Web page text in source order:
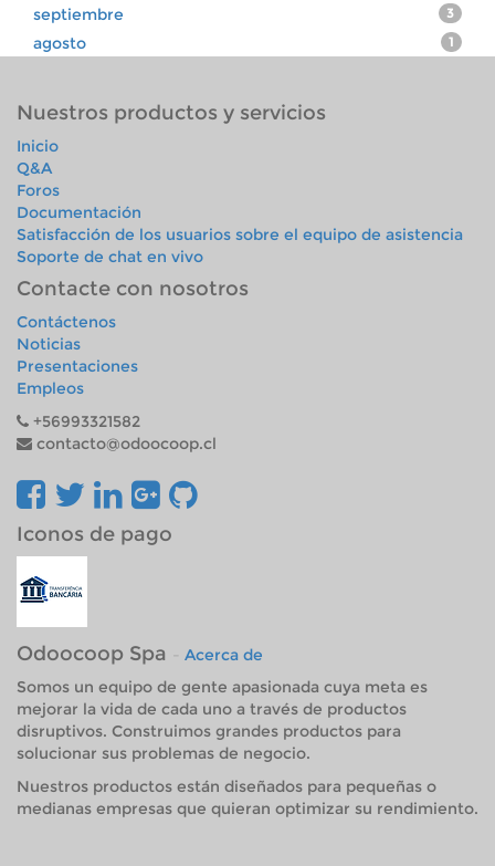
septiembre 3
agosto 1
Nuestros productos y servicios
Inicio
Q&A
Foros
Documentación
Satisfacción de los usuarios sobre el equipo de asistencia
Soporte de chat en vivo
Contacte con nosotros
Contáctenos
Noticias
Presentaciones
Empleos
+56993321582
contacto@odoocoop.cl
Iconos de pago
Odoocoop Spa Acerca de
Somos un equipo de gente apasionada cuya meta es
mejorar la vida de cada uno a través de productos
disruptivos. Construimos grandes productos para
solucionar sus problemas de negocio.
Nuestros productos están diseñados para pequeñas o
medianas empresas que quieran optimizar su rendimiento.